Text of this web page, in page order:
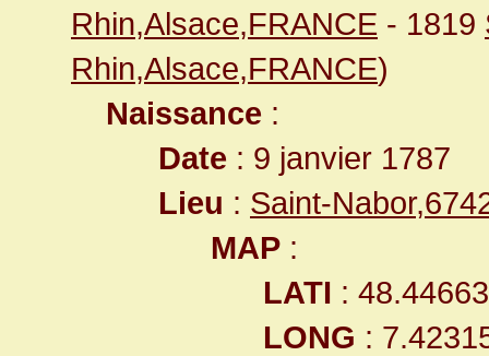
Rhin,Alsace,FRANCE - 1819
Rhin,Alsace,FRANCE)
Naissance :
Date : 9 janvier 1787
Lieu : Saint-
MAP :
LATI :
LONG :